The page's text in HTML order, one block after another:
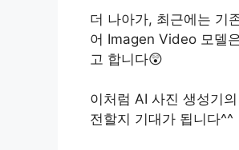
더 나아가, 최근에는 기
어 Imagen Video 모델
고 합니다😲
이처럼 AI 사진 생성기
전할지 기대가 됩니다^^